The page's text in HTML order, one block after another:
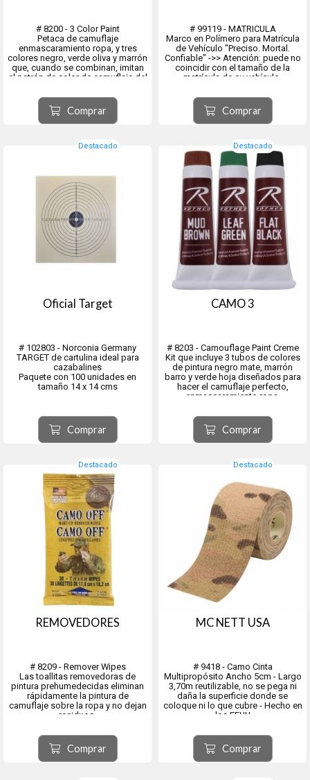
# 8200 - 3 Color Paint
Petaca de camuflaje
enmascaramiento ropa, y tres
colores negro, verde oliva y marrón
que, cuando se combinan, imitan
el patrón de color de camuflaje del
caza.
Comprar
# 99119 - MATRICULA
Marco en Polímero para Matrícula
de Vehículo "Preciso. Mortal.
Confiable" ->> Atención: puede no
coincidir con el tamaño de la
matrícula de su vehículo.
Comprar
Destacado
Oficial Target
# 102803 - Norconia Germany
TARGET de cartulina ideal para
cazabalines
Paquete con 100 unidades en
tamaño 14 x 14 cms
Comprar
Destacado
CAMO 3
# 8203 - Camouflage Paint Creme
Kit que incluye 3 tubos de colores
de pintura negro mate, marrón
barro y verde hoja diseñados para
hacer el camuflaje perfecto,
enmascaramiento ropa.
aplicación en la ropa y
almacenamiento.
Cree el patrón de camuflaje
perfecto con los ...
Comprar
Destacado
REMOVEDORES
# 8209 - Remover Wipes
Las toallitas removedoras de
pintura prehumedecidas eliminan
rápidamente la pintura de
camuflaje sobre la ropa y no dejan
residuos.
cremas y la pintura sólida de
camuflaje de la ropa.
30 toallitas removedoras de
pintura de camuflaje prehu...
Comprar
Destacado
MC NETT USA
# 9418 - Camo Cinta
Multipropósito Ancho 5cm - Largo
3,70m reutilizable, no se pega ni
daña la superficie donde se
coloque ni lo que cubre - Hecho en
los EEUU
Comprar